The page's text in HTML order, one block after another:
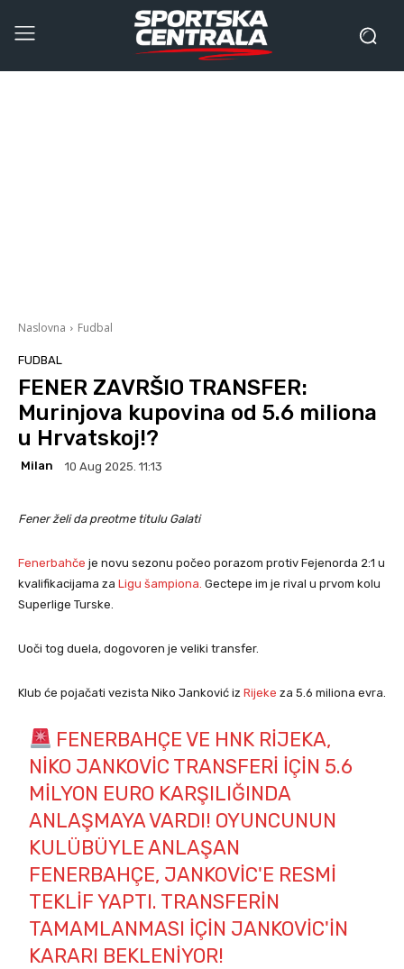
Naslovna Fudbal
FUDBAL
FENER ZAVRŠIO TRANSFER:
Murinjova kupovina od 5.6 miliona
u Hrvatskoj!?
Milan 10 Aug 2025. 11:13
Fener želi da preotme titulu Galati
Fenerbahče je novu sezonu počeo porazom protiv Fejenorda 2:1 u
kvalifikacijama za Ligu šampiona. Gectepe im je rival u prvom kolu
Superlige Turske.
Uoči tog duela, dogovoren je veliki transfer.
Klub će pojačati vezista Niko Janković iz Rijeke za 5.6 miliona evra.
FENERBAHÇE VE HNK RIJEKA,
NIKO JANKOVIC TRANSFERI IÇIN 5.6
MILYON EURO KARŞILIĞINDA
ANLAŞMAYA VARDI! OYUNCUNUN
KULÜBÜYLE ANLAŞAN
FENERBAHÇE, JANKOVIC'E RESMI
TEKLIF YAPTI. TRANSFERIN
TAMAMLANMASI IÇIN JANKOVIC'IN
KARARI BEKLENIYOR!